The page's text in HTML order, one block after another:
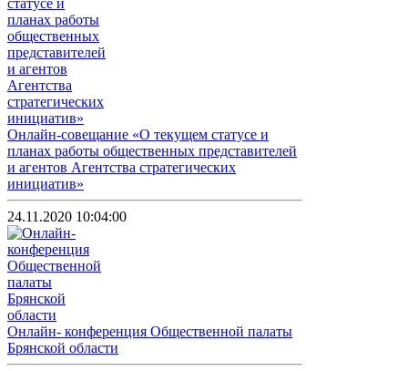
Онлайн-совещание «О текущем статусе и
планах работы общественных представителей
и агентов Агентства стратегических
инициатив»
24.11.2020 10:04:00
Онлайн- конференция Общественной палаты
Брянской области